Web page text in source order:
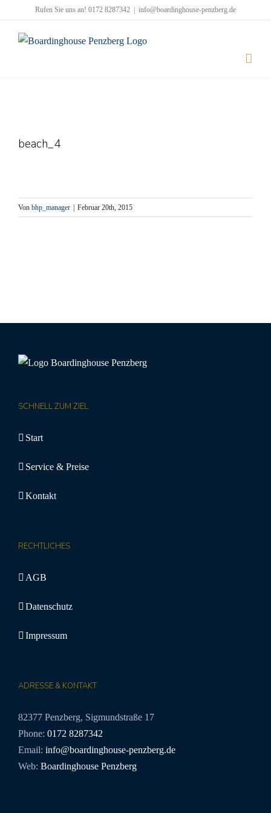
springen
Rufen Sie uns an! 0172 8287342 info@boardinghouse-penzberg.de
beach_4
Von bhp_manager Februar 20th, 2015
SCHNELL ZUM ZIEL
Start
Service & Preise
Kontakt
RECHTLICHES
AGB
Datenschutz
Impressum
ADRESSE & KONTAKT
82377 Penzberg, Sigmundstraße 17
Phone: 0172 8287342
Email: info@boardinghouse-penzberg.de
Web: Boardinghouse Penzberg